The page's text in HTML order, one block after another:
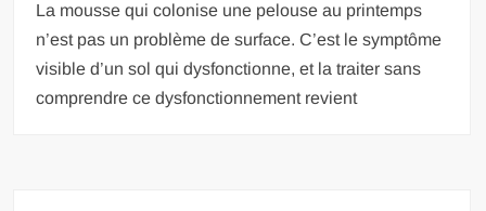
La mousse qui colonise une pelouse au printemps
n’est pas un problème de surface. C’est le symptôme
visible d’un sol qui dysfonctionne, et la traiter sans
comprendre ce dysfonctionnement revient